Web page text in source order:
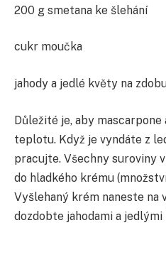
200 g smetana ke šlehání
cukr moučka
jahody a jedlé květy na
Důležité je, aby
teplotu. Když je vyndáte z
pracujte. Všechny suroviny
do hladkého krému
Vyšlehaný krém naneste na
dozdobte jahodami a jedlými